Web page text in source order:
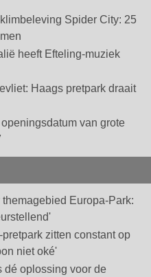
Spider City: 25
heeft Efteling-muziek
Haags pretpark draait
van grote
Europa-Park:
zitten constant op
niet oké'
dé oplossing voor de